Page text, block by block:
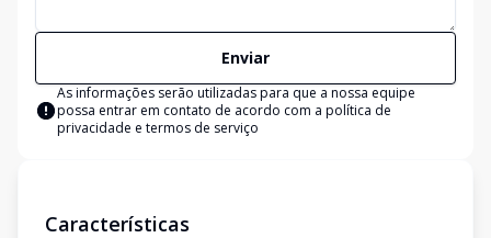
Enviar
As informações serão utilizadas para que a nossa equipe
possa entrar em contato de acordo com a política de
privacidade e termos de serviço
Características